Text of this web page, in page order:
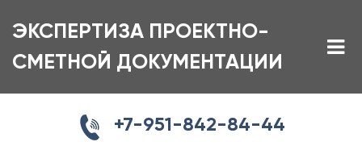
ЭКСПЕРТИЗА ПРОЕКТНО-
СМЕТНОЙ ДОКУМЕНТАЦИИ
+7-951-842-84-44